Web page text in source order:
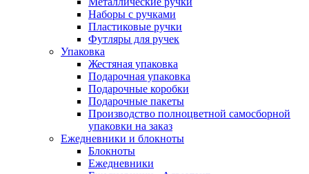
Наборы с ручками
Пластиковые ручки
Футляры для ручек
Упаковка
Жестяная упаковка
Подарочная упаковка
Подарочные коробки
Подарочные пакеты
Производство полноцветной самосборной
упаковки на заказ
Ежедневники и блокноты
Блокноты
Ежедневники